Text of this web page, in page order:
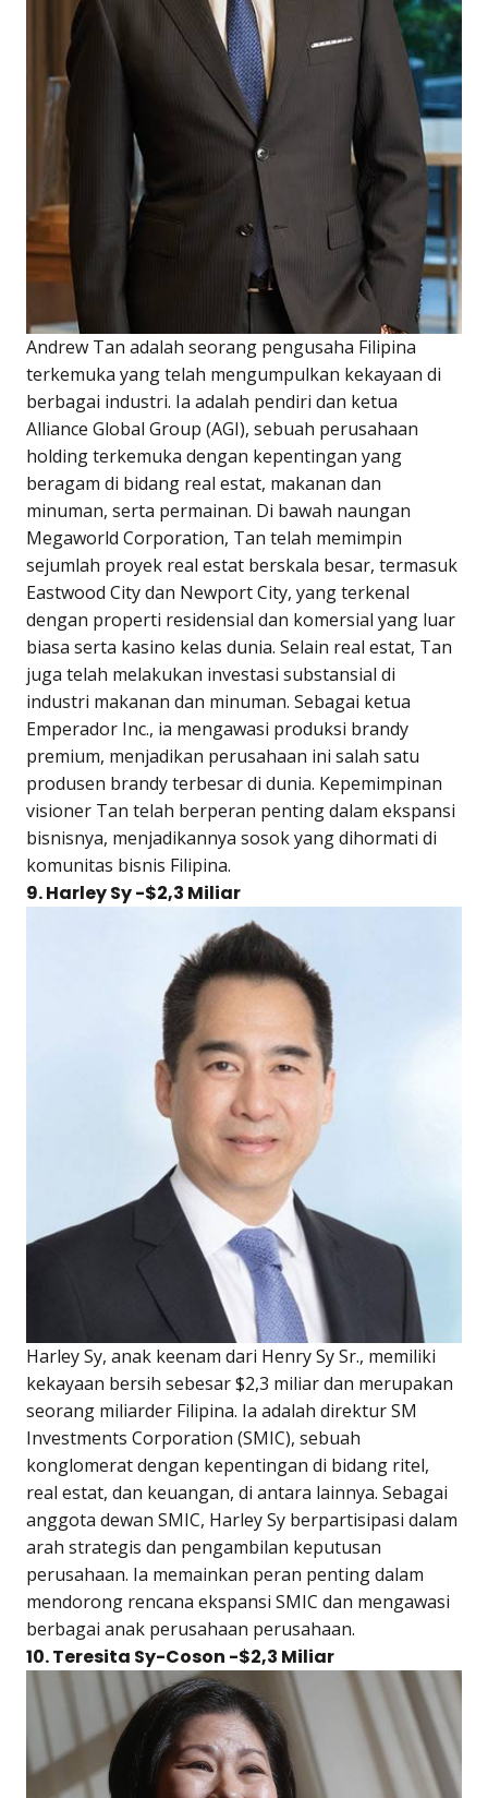
Andrew Tan adalah seorang pengusaha Filipina
terkemuka yang telah mengumpulkan kekayaan di
berbagai industri. Ia adalah pendiri dan ketua
Alliance Global Group (AGI), sebuah perusahaan
holding terkemuka dengan kepentingan yang
beragam di bidang real estat, makanan dan
minuman, serta permainan. Di bawah naungan
Megaworld Corporation, Tan telah memimpin
sejumlah proyek real estat berskala besar, termasuk
Eastwood City dan Newport City, yang terkenal
dengan properti residensial dan komersial yang luar
biasa serta kasino kelas dunia. Selain real estat, Tan
juga telah melakukan investasi substansial di
industri makanan dan minuman. Sebagai ketua
Emperador Inc., ia mengawasi produksi brandy
premium, menjadikan perusahaan ini salah satu
produsen brandy terbesar di dunia. Kepemimpinan
visioner Tan telah berperan penting dalam ekspansi
bisnisnya, menjadikannya sosok yang dihormati di
komunitas bisnis Filipina.
9. Harley Sy -$2,3 Miliar
Harley Sy, anak keenam dari Henry Sy Sr., memiliki
kekayaan bersih sebesar $2,3 miliar dan merupakan
seorang miliarder Filipina. Ia adalah direktur SM
Investments Corporation (SMIC), sebuah
konglomerat dengan kepentingan di bidang ritel,
real estat, dan keuangan, di antara lainnya. Sebagai
anggota dewan SMIC, Harley Sy berpartisipasi dalam
arah strategis dan pengambilan keputusan
perusahaan. Ia memainkan peran penting dalam
mendorong rencana ekspansi SMIC dan mengawasi
berbagai anak perusahaan perusahaan.
10. Teresita Sy-Coson -$2,3 Miliar